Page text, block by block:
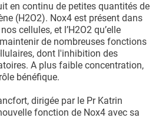
en continu de petites quantités de
(H2O2). Nox4 est présent dans
cellules, et l’H2O2 qu’elle
de nombreuses fonctions
dont l'inhibition des
A plus faible concentration,
bénéfique.
dirigée par le Pr Katrin
fonction de Nox4 avec sa